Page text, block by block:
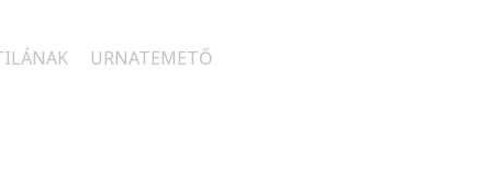
URNATEMETŐ